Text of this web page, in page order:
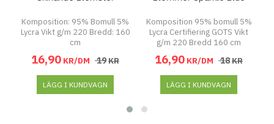
Komposition: 95% Bomull 5%
Lycra Vikt g/m 220 Bredd: 160
cm
16,90 KR/DM 19KR
LÄGG I KUNDVAGN
Komposition 95% bomull 5%
Lycra Certifiering GOTS Vikt
g/m 220 Bredd 160 cm
16,90 KR/DM 18KR
LÄGG I KUNDVAGN